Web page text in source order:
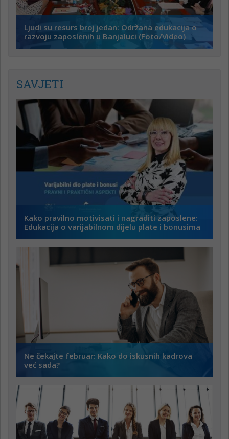
Ljudi su resurs broj jedan: Održana edukacija o
razvoju zaposlenih u Banjaluci (Foto/Video)
SAVJETI
Kako pravilno motivisati i nagraditi zaposlene:
Edukacija o varijabilnom dijelu plate i bonusima
Ne čekajte februar: Kako do iskusnih kadrova
već sada?